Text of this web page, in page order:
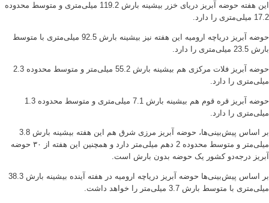
این هفته حوضه آبریز دریای خزر بیشینه بارش 119.2 میلی‌متری و متوسط محدوده
17.2 میلی‌متری را دارد.
حوضه آبریز دریاچه ارومیه این هفته نیز بیشینه بارش 92.5 میلی‌متری با متوسط
بارش 23.5 میلی‌متری را دارد.
حوضه آبریز فلات مرکزی هم بیشینه بارش 55.2 میلی‌متر و متوسط محدوده 2.3
میلی‌متری را دارد.
حوضه آبریز قره ‌قوم هم بیشینه بارش 7.1 میلی‌متری و متوسط محدوده 1.3
میلی‌متری را دارد.
بر اساس پیش‌بینی‌ها، حوضه آبریز مرزی شرق هم این هفته بیشینه بارش 3.8
میلی‌متر و متوسط محدوده 2 دهم میلی‌متر دارد و همچنین این هفته از ۳۰ حوضه
آبریز درجه‌دو کشور یک حوضه‌ بدون بارش است.
بر اساس پیش‌بینی‌ها حوضه آبریز دریاچه ارومیه در هفته آینده بیشینه بارش 38.3
میلی‌متری با متوسط بارش 3.7 میلی‌متر را خواهد داشت.